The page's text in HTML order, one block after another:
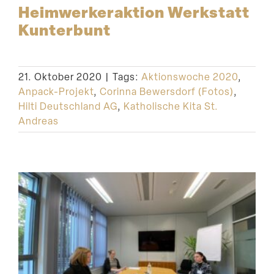
Heimwer­ker­aktion Werkstatt
Kunterbunt
21. Oktober 2020 | Tags: Aktionswoche 2020,
Anpack-Projekt, Corinna Bewersdorf (Fotos),
Hilti Deutschland AG, Katholische Kita St.
Andreas